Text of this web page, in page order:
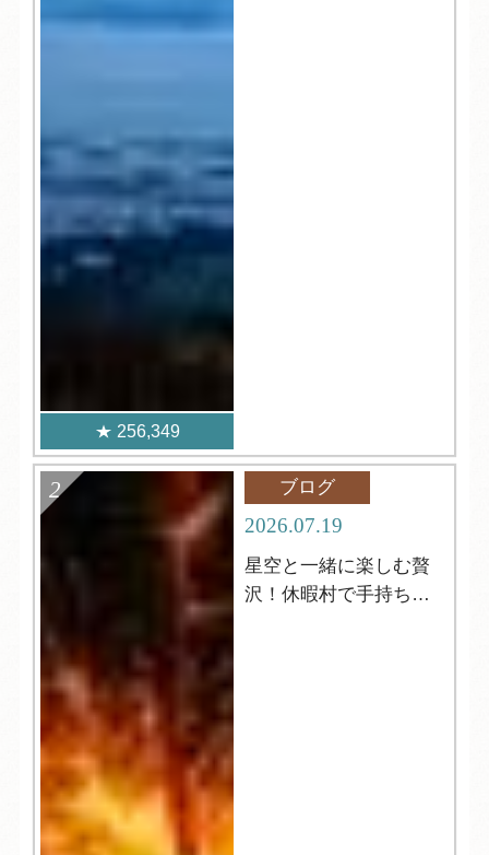
256,349
ブログ
2026.07.19
星空と一緒に楽しむ贅
沢！休暇村で手持ち花